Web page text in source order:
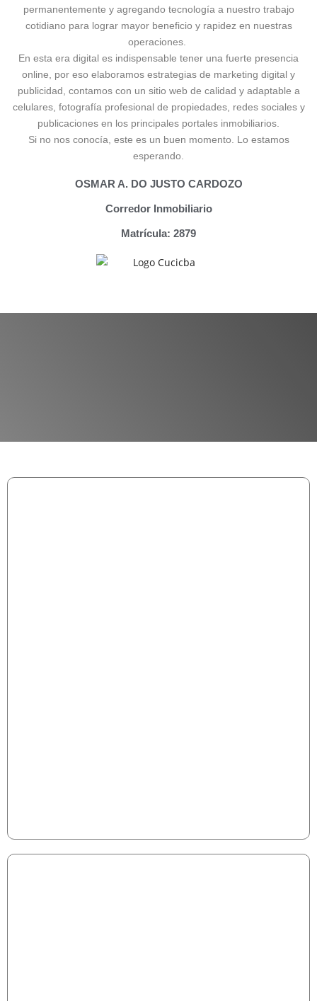
permanentemente y agregando tecnología a nuestro trabajo
cotidiano para lograr mayor beneficio y rapidez en nuestras
operaciones.
En esta era digital es indispensable tener una fuerte presencia
online, por eso elaboramos estrategias de marketing digital y
publicidad, contamos con un sitio web de calidad y adaptable a
celulares, fotografía profesional de propiedades, redes sociales y
publicaciones en los principales portales inmobiliarios.
Si no nos conocía, este es un buen momento. Lo estamos
esperando.
OSMAR A. DO JUSTO CARDOZO
Corredor Inmobiliario
Matrícula: 2879